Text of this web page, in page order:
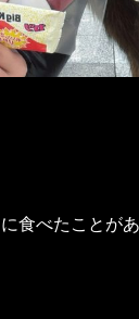
Ltd.
食べたことが